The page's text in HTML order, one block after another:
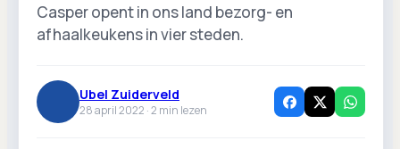
Casper opent in ons land bezorg- en
afhaalkeukens in vier steden.
Ubel Zuiderveld
28 april 2022 ·2 min lezen